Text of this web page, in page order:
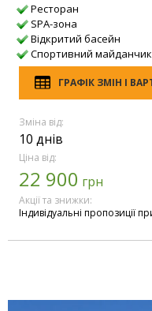
Ресторан
SPA-зона
Відкритий басейн
Спортивний майданчик
ГРАФІК ЗМІН І
Зміна від:
10 днів
Ціна від:
22 900 грн
Акції та знижки:
Індивідуальні пропозиції